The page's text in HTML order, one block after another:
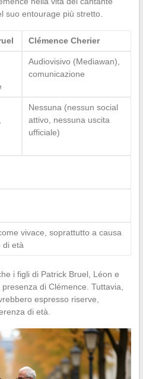
suo entourage più stretto.
Clémence Cherier
Audiovisivo (Mediawan),
comunicazione
Nessuna (nessun social
attivo, nessuna uscita
ufficiale)
vivace, soprattutto a causa
di età
i figli di Patrick Bruel, Léon e
di Clémence. Tuttavia,
espresso riserve,
di età.